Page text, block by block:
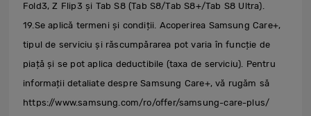
Fold3, Z Flip3 și Tab S8 (Tab S8/Tab S8+/Tab S8 Ultra).
19.Se aplică termeni și condiții. Acoperirea Samsung Care+,
tipul de serviciu și răscumpărarea pot varia în funcție de
piață și se pot aplica deductibile (taxa de serviciu). Pentru
informații detaliate despre Samsung Care+, vă rugăm să
https://www.samsung.com/ro/offer/samsung-care-plus/